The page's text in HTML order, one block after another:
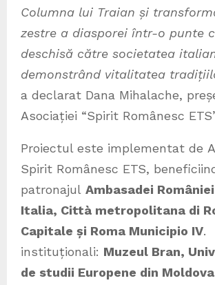
Columna lui Traian și
zestre a diasporei într-o punte
deschisă către societatea
demonstrând vitalitatea
a declarat Dana Mihalache,
Asociației “Spirit Românesc
Proiectul este implementat de
Spirit Românesc ETS,
patronajul Ambasadei
Italia, Città metropolitana di
Capitale și Roma Municipio IV.
instituționali: Muzeul Bran,
de studii Europene din